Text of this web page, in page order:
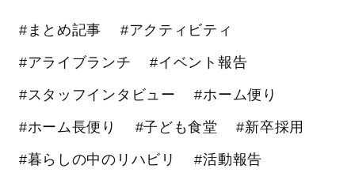
#まとめ記事 #アクティビティ
#アライブランチ #イベント報告
#スタッフインタビュー #ホーム便り
#ホーム長便り #子ども食堂 #新卒採用
#暮らしの中のリハビリ #活動報告